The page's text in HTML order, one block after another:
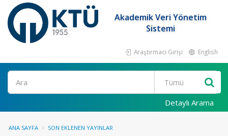
Akademik Veri Yönetim
Sistemi
Araştırmacı Girişi English
Ara
Detaylı Arama
ANA SAYFA SON EKLENEN YAYINLAR